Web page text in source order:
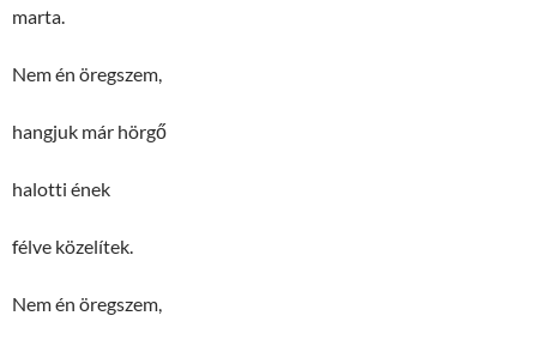
marta.
Nem én öregszem,
hangjuk már hörgő
halotti ének
félve közelítek.
Nem én öregszem,